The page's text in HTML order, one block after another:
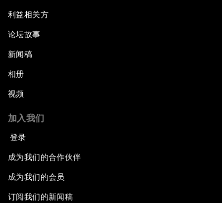
利益相关方
论坛故事
新闻稿
相册
视频
加入我们
登录
成为我们的合作伙伴
成为我们的会员
订阅我们的新闻稿